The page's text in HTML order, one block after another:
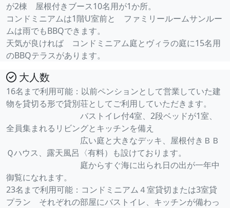
が2棟 屋根付きブース10名用が1か所。
コンドミニアムは1階U室前と ファミリールームサンルー
ムは雨でもBBQできます。
天気が良ければ コンドミニアム庭とヴィラの庭に15名用
のBBQテラスがあります。
大人数
16名まで利用可能：以前ペンションとして営業していた建
物を貸切る形で貸別荘としてご利用していただきます。
バストイレ付4室、2段ベッドが1室、
全員集まれるリビングとキッチンを備え
広い庭と大きなデッキ、屋根付きＢＢ
Ｑハウス、露天風呂〈有料）も設けております。
庭からすぐ海に出られ日の出が一年中
御覧になれます。
23名まで利用可能：コンドミニアム４室貸切または3室貸
プラン それぞれの部屋にバストイレ、キッチンが備わっ